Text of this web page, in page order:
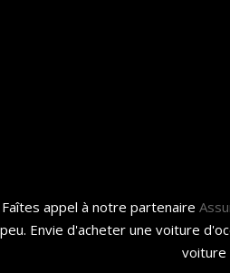
Faîtes appel à notre partenaire
peu. Envie d'acheter une voiture
voiture